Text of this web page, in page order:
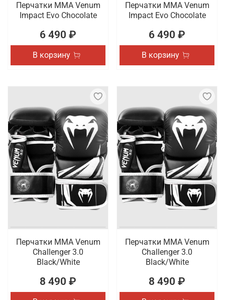
Перчатки ММА Venum
Impact Evo Chocolate
6 490 ₽
В корзину
Перчатки ММА Venum
Impact Evo Chocolate
6 490 ₽
В корзину
Перчатки ММА Venum
Challenger 3.0
Black/White
8 490 ₽
Перчатки ММА Venum
Challenger 3.0
Black/White
8 490 ₽